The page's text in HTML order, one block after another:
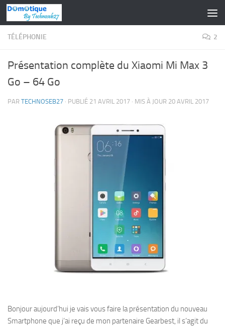
Skip to content
TÉLÉPHONIE 2
Présentation complète du Xiaomi Mi Max 3
Go – 64 Go
PAR TECHNOSEB27 · PUBLIÉ 21 AVRIL 2017 · MIS À JOUR 20 AVRIL 2017
Bonjour aujourd’hui je vais vous faire la présentation du nouveau
Smartphone que j’ai reçu de mon partenaire Gearbest, il s’agit du